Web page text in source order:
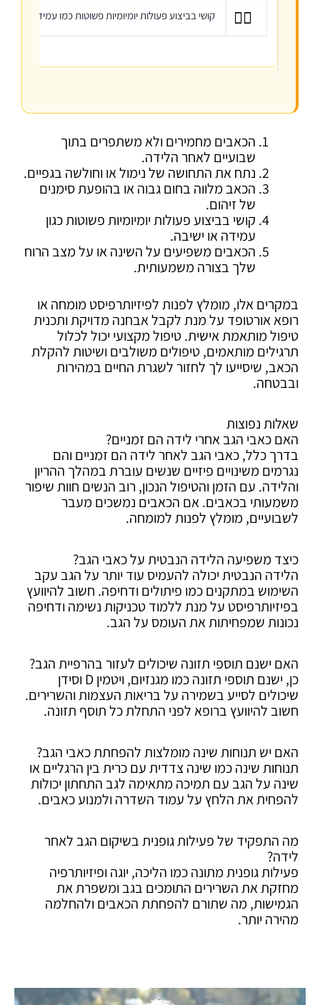
🚶‍♀️ קושי בביצוע פעולות יומיומיות פשוטות כמו עמידה,
הכאבים מחמירים ולא משתפרים בתוך
שבועיים לאחר הלידה.
נתח את התחושה של נימול או וחולשה בגפיים.
הכאב מלווה בחום גבוה או בהופעת סימנים
של זיהום.
קושי בביצוע פעולות יומיומיות פשוטות כגון
עמידה או ישיבה.
הכאבים משפיעים על השינה או על מצב הרוח
שלך בצורה משמעותית.
במקרים אלו, מומלץ לפנות לפיזיותרפיסט מומחה או
רופא אורטופד על מנת לקבל אבחנה מדויקת ותכנית
טיפול מותאמת אישית. טיפול מקצועי יכול לכלול
תרגילים מותאמים, טיפולים משולבים ושיטות להקלת
הכאב, שיסייעו לך לחזור לשגרת החיים במהירות
ובבטחה.
שאלות נפוצות
האם כאבי הגב אחרי לידה הם זמניים?
בדרך כלל, כאבי הגב לאחר לידה הם זמניים והם
נגרמים משינויים פיזיים שנשים עוברת במהלך ההריון
והלידה. עם הזמן והטיפול הנכון, רוב הנשים חוות שיפור
משמעותי בכאבים. אם הכאבים נמשכים מעבר
לשבועיים, מומלץ לפנות למומחה.
כיצד משפיעה הלידה הנבטית על כאבי הגב?
הלידה הנבטית יכולה להעמיס עוד יותר על הגב עקב
השימוש במתקנים כמו פיתולים ודחיפה. חשוב להיוועץ
בפיזיותרפיסט על מנת ללמוד טכניקות נשימה ודחיפה
נכונות שמפחיתות את העומס על הגב.
האם ישנם תוספי תזונה שיכולים לעזור בהרפיית הגב?
כן, ישנם תוספי תזונה כמו מגנזיום, ויטמין D וסידן
שיכולים לסייע בשמירה על בריאות העצמות והשרירים.
חשוב להיוועץ ברופא לפני התחלת כל תוסף תזונה.
האם יש תנוחות שינה מומלצות להפחתת כאבי הגב?
תנוחות שינה כמו שינה צדדית עם כרית בין הרגליים או
שינה על הגב עם תמיכה מתאימה לגב התחתון יכולות
להפחית את הלחץ על עמוד השדרה ולמנוע כאבים.
מה התפקיד של פעילות גופנית בשיקום הגב לאחר
לידה?
פעילות גופנית מתונה כמו הליכה, יוגה ופיזיותרפיה
מחזקת את השרירים התומכים בגב ומשפרת את
הגמישות, מה שתורם להפחתת הכאבים ולהחלמה
מהירה יותר.